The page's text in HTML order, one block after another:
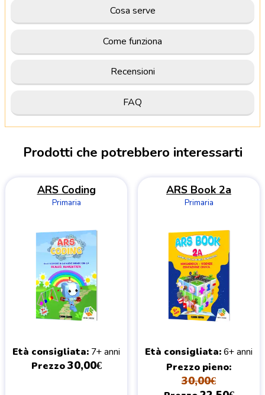
Cosa serve
Come funziona
Recensioni
FAQ
Prodotti che potrebbero interessarti
ARS Coding
Primaria
Età consigliata 7+ anni
Prezzo 30,00€
ARS Book 2a
Primaria
Età consigliata 6+ anni
Prezzo pieno
30,00€